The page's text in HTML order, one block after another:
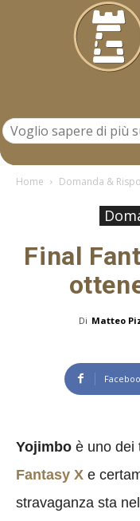
Home Domanda &
Final
Di Matteo
Yojimbo è uno dei
Fantasy X e
stravaganza sta nel